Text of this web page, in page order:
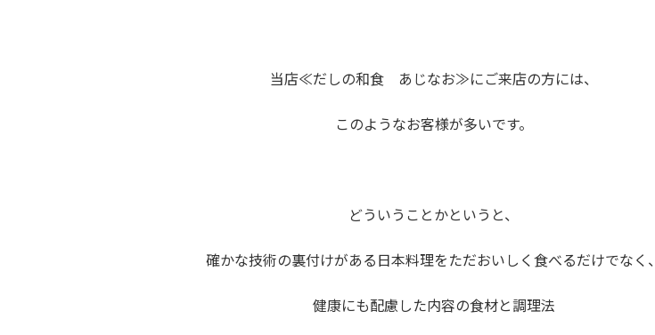
当店≪だしの和食 あじなお≫にご来店の方には、
このようなお客様が多いです。
どういうことかというと、
確かな技術の裏付けがある日本料理をただおいしく食べるだけでなく、
健康にも配慮した内容の食材と調理法